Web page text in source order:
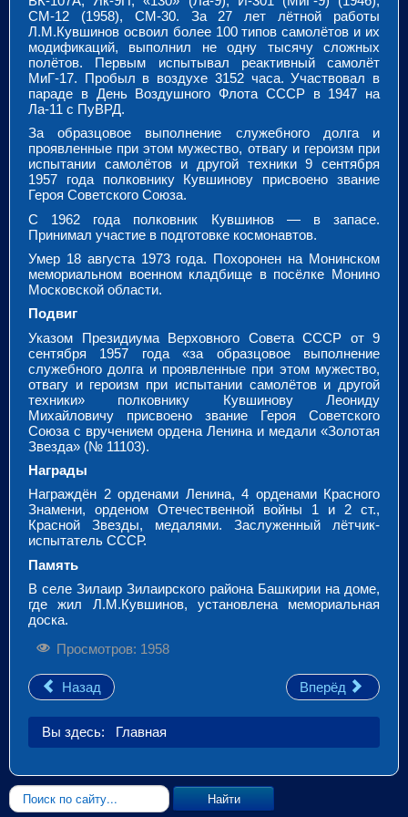
СМ-12 (1958), СМ-30. За 27 лет лётной работы
Л.М.Кувшинов освоил более 100 типов самолётов и их
модификаций, выполнил не одну тысячу сложных
полётов. Первым испытывал реактивный самолёт
МиГ-17. Пробыл в воздухе 3152 часа. Участвовал в
параде в День Воздушного Флота СССР в 1947 на
Ла-11 с ПуВРД.
За образцовое выполнение служебного долга и
проявленные при этом мужество, отвагу и героизм при
испытании самолётов и другой техники 9 сентября
1957 года полковнику Кувшинову присвоено звание
Героя Советского Союза.
С 1962 года полковник Кувшинов — в запасе.
Принимал участие в подготовке космонавтов.
Умер 18 августа 1973 года. Похоронен на Монинском
мемориальном военном кладбище в посёлке Монино
Московской области.
Подвиг
Указом Президиума Верховного Совета СССР от 9
сентября 1957 года «за образцовое выполнение
служебного долга и проявленные при этом мужество,
отвагу и героизм при испытании самолётов и другой
техники» полковнику Кувшинову Леониду
Михайловичу присвоено звание Героя Советского
Союза с вручением ордена Ленина и медали «Золотая
Звезда» (№ 11103).
Награды
Награждён 2 орденами Ленина, 4 орденами Красного
Знамени, орденом Отечественной войны 1 и 2 ст.,
Красной Звезды, медалями. Заслуженный лётчик-
испытатель СССР.
Память
В селе Зилаир Зилаирского района Башкирии на доме,
где жил Л.М.Кувшинов, установлена мемориальная
доска.
Просмотров: 1958
Назад Вперёд
Вы здесь: Главная
Искать... Найти